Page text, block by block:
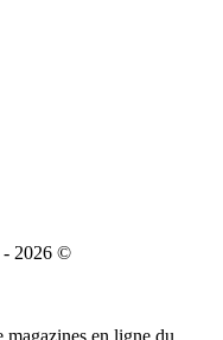
- 2026 ©
en ligne du